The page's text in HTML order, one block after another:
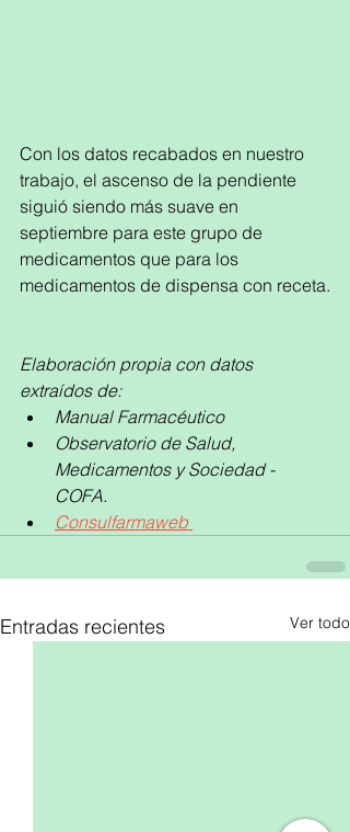
Con los datos recabados en nuestro
trabajo, el ascenso de la pendiente
siguió siendo más suave en
septiembre para este grupo de
medicamentos que para los
medicamentos de dispensa con receta.
Elaboración propia con datos
extraídos de:
Manual Farmacéutico
Observatorio de Salud,
Medicamentos y Sociedad -
COFA.
Consulfarmaweb
Entradas recientes Ver todo